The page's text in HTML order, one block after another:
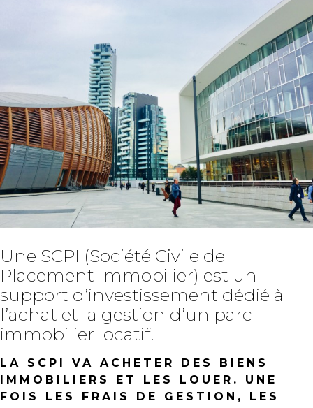
Une SCPI (Société Civile de
Placement Immobilier) est un
support d’investissement dédié à
l’achat et la gestion d’un parc
immobilier locatif.
LA SCPI VA ACHETER DES BIENS
IMMOBILIERS ET LES LOUER. UNE
FOIS LES FRAIS DE GESTION, LES